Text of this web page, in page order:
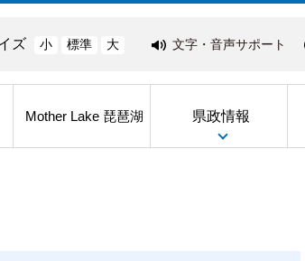
ズ 小 標準 大 文字・音声サポート
Mother Lake 琵琶湖 県政情報